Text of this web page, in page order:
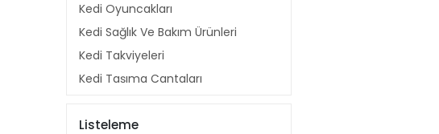
Kedi Oyuncakları
Kedi Sağlık Ve Bakım Ürünleri
Kedi Takviyeleri
Kedi Taşıma Çantaları
Kedi Tırmalamaları
Listeleme